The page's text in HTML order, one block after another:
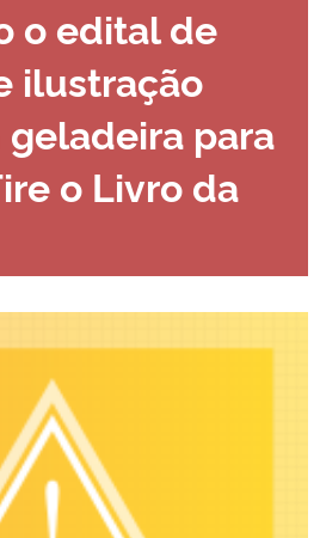
o edital de
ilustração
para
o Livro da